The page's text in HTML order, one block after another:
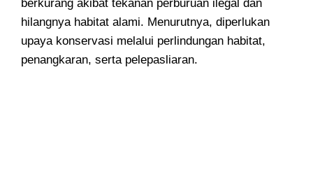
berkurang akibat tekanan perburuan ilegal dan
hilangnya habitat alami. Menurutnya, diperlukan
upaya konservasi melalui perlindungan habitat,
penangkaran, serta pelepasliaran.